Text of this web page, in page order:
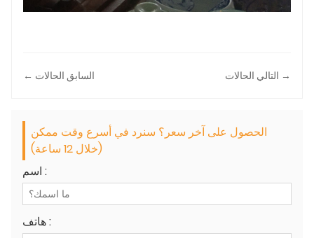
← السابق الحالات التالي الحالات →
الحصول على آخر سعر؟ سنرد في أسرع وقت ممكن
(خلال 12 ساعة)
اسم :
هاتف :